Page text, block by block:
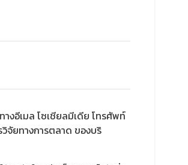
งอีเมล โซเชียลมีเดีย โทรศัพท์
วิจัยทางการตลาด ของบริ